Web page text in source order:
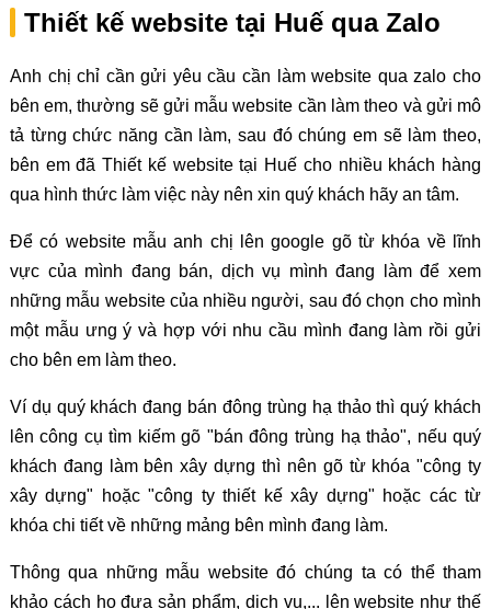
Thiết kế website tại Huế qua Zalo
Anh chị chỉ cần gửi yêu cầu cần làm website qua zalo cho
bên em, thường sẽ gửi mẫu website cần làm theo và gửi mô
tả từng chức năng cần làm, sau đó chúng em sẽ làm theo,
bên em đã Thiết kế website tại Huế cho nhiều khách hàng
qua hình thức làm việc này nên xin quý khách hãy an tâm.
Để có website mẫu anh chị lên google gõ từ khóa về lĩnh
vực của mình đang bán, dịch vụ mình đang làm để xem
những mẫu website của nhiều người, sau đó chọn cho mình
một mẫu ưng ý và hợp với nhu cầu mình đang làm rồi gửi
cho bên em làm theo.
Ví dụ quý khách đang bán đông trùng hạ thảo thì quý khách
lên công cụ tìm kiếm gõ "bán đông trùng hạ thảo", nếu quý
khách đang làm bên xây dựng thì nên gõ từ khóa "công ty
xây dựng" hoặc "công ty thiết kế xây dựng" hoặc các từ
khóa chi tiết về những mảng bên mình đang làm.
Thông qua những mẫu website đó chúng ta có thể tham
khảo cách họ đưa sản phẩm, dịch vụ,... lên website như thế